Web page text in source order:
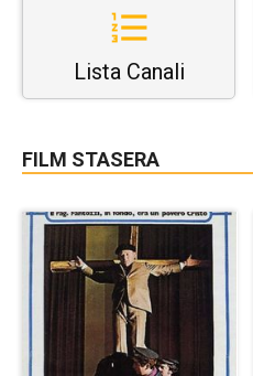
Lista Canali
FILM STASERA